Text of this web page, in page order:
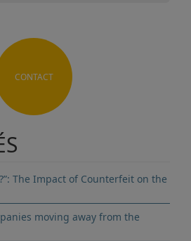
CONTACT
The Impact of Counterfeit on the
moving away from the